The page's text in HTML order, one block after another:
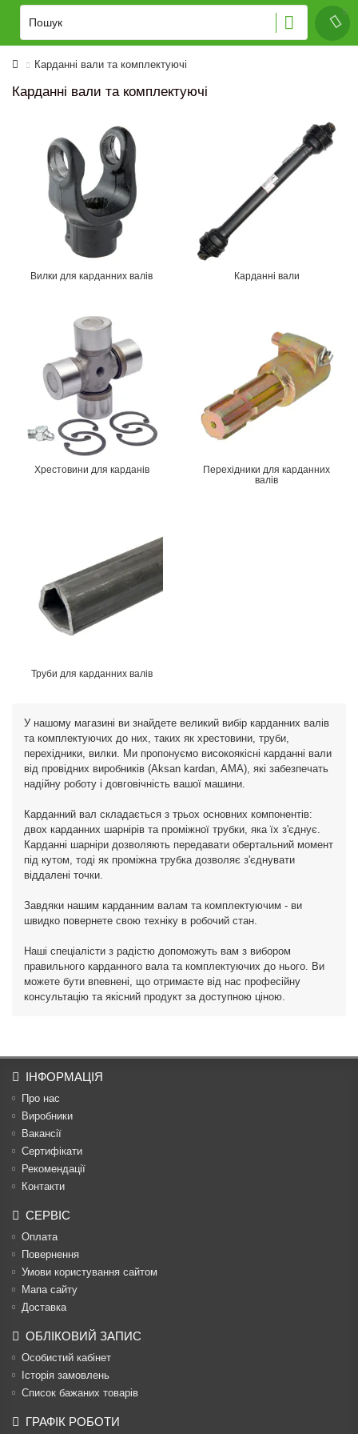
Карданні вали та комплектуючі
Карданні вали та комплектуючі
Вилки для карданних валів Карданні вали
Хрестовини для карданів
Перехідники для карданних
валів
Труби для карданних валів
У нашому магазині ви знайдете великий вибір карданних валів
та комплектуючих до них, таких як хрестовини, труби,
перехідники, вилки. Ми пропонуємо високоякісні карданні вали
від провідних виробників (Aksan kardan, AMA), які забезпечать
надійну роботу і довговічність вашої машини.
Карданний вал складається з трьох основних компонентів:
двох карданних шарнірів та проміжної трубки, яка їх з'єднує.
Карданні шарніри дозволяють передавати обертальний момент
під кутом, тоді як проміжна трубка дозволяє з'єднувати
віддалені точки.
Завдяки нашим карданним валам та комплектуючим - ви
швидко повернете свою техніку в робочий стан.
Наші спеціалісти з радістю допоможуть вам з вибором
правильного карданного вала та комплектуючих до нього. Ви
можете бути впевнені, що отримаєте від нас професійну
консультацію та якісний продукт за доступною ціною.
ІНФОРМАЦІЯ
Про нас
Виробники
Вакансії
Сертифікати
Рекомендації
Контакти
СЕРВІС
Оплата
Повернення
Умови користування сайтом
Мапа сайту
Доставка
ОБЛІКОВИЙ ЗАПИС
Особистий кабінет
Історія замовлень
Список бажаних товарів
ГРАФІК РОБОТИ